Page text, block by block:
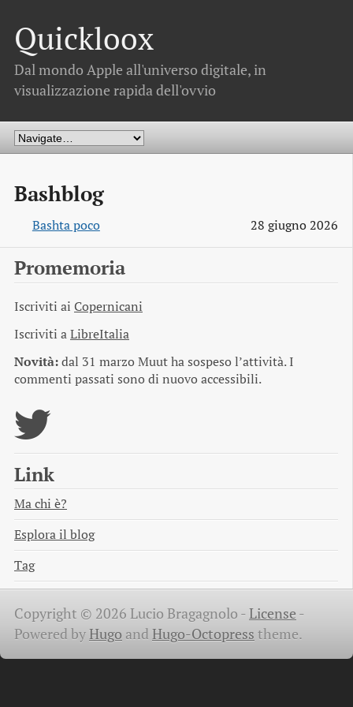
Quickloox
Dal mondo Apple all'universo digitale, in
visualizzazione rapida dell'ovvio
Bashblog
Bashta poco 28 giugno 2026
Promemoria
Iscriviti ai Copernicani
Iscriviti aLibreItalia
Novità:dal 31 marzo Muut ha sospeso l’attività. I
commenti passati sono di nuovo accessibili.
Link
Ma chi è?
Esplora il blog
Tag
Copyright © 2026 Lucio Bragagnolo -License -
Powered byHugo and Hugo-Octopress theme.